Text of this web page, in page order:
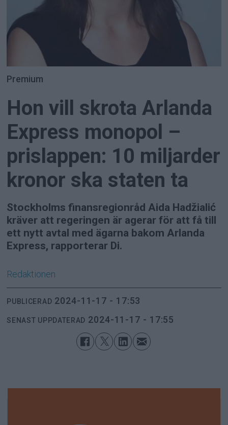
Premium
Hon vill skrota Arlanda
Express monopol –
prislappen: 10 miljarder
kronor ska staten ta
Stockholms finansregionråd Aida Hadžialić
kräver att regeringen är agerar för att få till
ett nytt avtal med ägarna bakom Arlanda
Express, rapporterar Di.
Redaktionen
PUBLICERAD 2024-11-17 - 17:53
SENAST UPPDATERAD 2024-11-17 - 17:55